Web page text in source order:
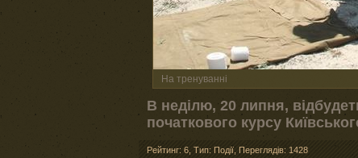
На тренуванні
В неділю, 20 липня,
початкового курсу
Рейтинг: 6 Тип: Події Переглядів: 1428